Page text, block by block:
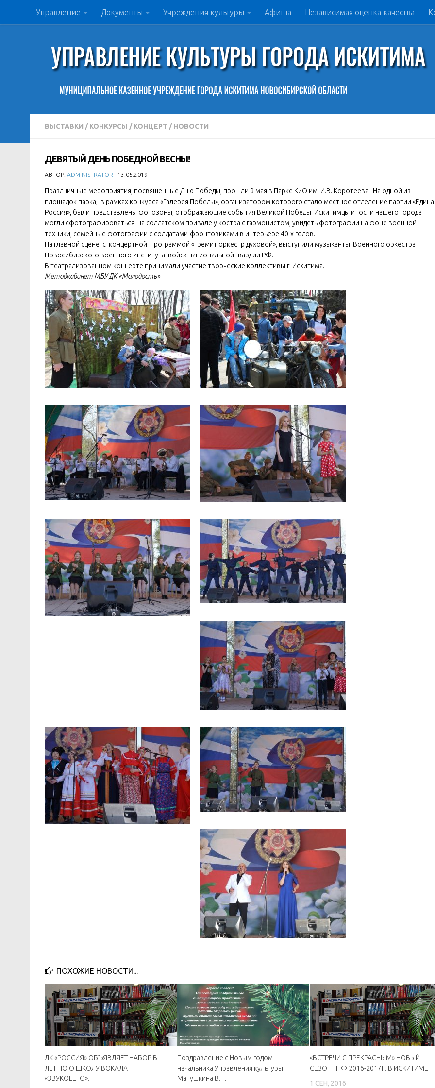
Управление Документы Учреждения культуры Афиша Независимая оценка качества
ВЫСТАВКИ / КОНКУРСЫ / КОНЦЕРТ / НОВОСТИ
ДЕВЯТЫЙ ДЕНЬ ПОБЕДНОЙ ВЕСНЫ!
АВТОР: ADMINISTRATOR · 13.05.2019
Праздничные мероприятия, посвященные Дню Победы, прошли 9 мая в Парке КиО им. И.В. Коротеева. На одной из
площадок парка, в рамках конкурса «Галерея Победы», организатором которого стало местное отделение партии
Россия», были представлены фотозоны, отображающие события Великой Победы. Искитимцы и гости нашего города
могли сфотографироваться на солдатском привале у костра с гармонистом, увидеть фотографии на фоне военной
техники, семейные фотографии с солдатами-фронтовиками в интерьере 40-х годов.
На главной сцене с концертной программой «Гремит оркестр духовой», выступили музыканты Военного оркестра
Новосибирского военного института войск национальной гвардии РФ.
В театрализованном концерте принимали участие творческие коллективы г. Искитима.
Методкабинет МБУ ДК «Молодость»
ПОХОЖИЕ НОВОСТИ...
ДК «РОССИЯ» ОБЪЯВЛЯЕТ НАБОР В
ЛЕТНЮЮ ШКОЛУ ВОКАЛА
«ЗВУКОLETO».
Поздравление с Новым годом
начальника Управления культуры
Матушкина В.П.
«ВСТРЕЧИ С ПРЕКРАСНЫМ» НОВЫЙ
СЕЗОН НГФ 2016-2017Г. В ИСКИТИМЕ
1 СЕН, 2016